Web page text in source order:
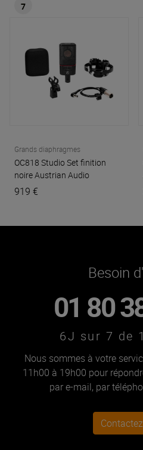
7
Grands diaphragmes
OC818 Studio Set finition
noireAustrian Audio
919 €
Besoin
01 80
6J sur 7 de
Nous sommes à votre
11h00 à 19h00 pour
par e-mail, par